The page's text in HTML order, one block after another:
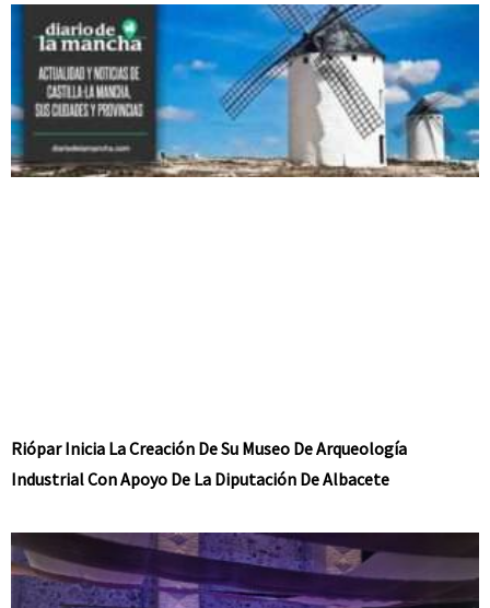
Riópar Inicia La Creación De Su Museo De Arqueología
Industrial Con Apoyo De La Diputación De Albacete